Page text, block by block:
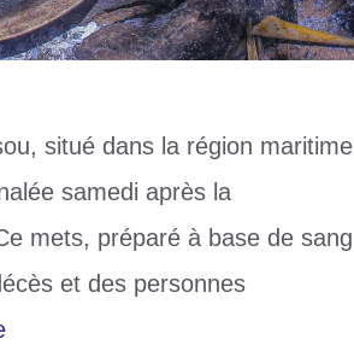
situé dans la région maritime
samedi après la
mets, préparé à base de sang
et des personnes